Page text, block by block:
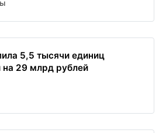
5,5 тысячи единиц
на 29 млрд рублей